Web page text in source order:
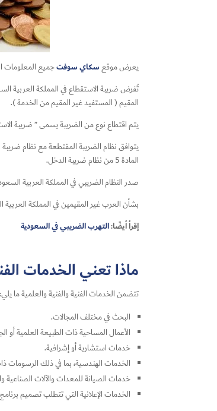
يعرض موقعسكاي سوفتجميع المعلومات
تُفرض ضريبة الاستقطاع في المملكة العربية
المقيم ( المستفيد غير المقيم من الخدمة ).
يتم اقتطاع نوع من الضريبة يسمى ” ضريبة
المادة 5 من نظام ضريبة الدخل.
صدر النظام الضريبي في المملكة العربية السعودية
بشأن العرب غير المقيمين في المملكة
إقرأ أيضًا:التهرب الضريبي في السعودية
ماذا تعني الخدمات
تتضمن الخدمات الفنية والفنية والعلمية ما يلي:
البحث في مختلف المجالات.
الأعمال المساحية ذات الطبيعة العلمية أو
خدمات استشارية أو إشرافية.
الخدمات الهندسية، بما في ذلك الرسومات
خدمات الصيانة للمعدات والآلات الصناعية
الخدمات الإعلانية التي تتطلب تصميم